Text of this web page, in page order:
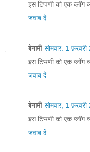
इस टिप्पणी को एक ब्लॉग
जवाब दें
बेनामी सोमवार, 1
इस टिप्पणी को एक ब्लॉग
जवाब दें
बेनामी सोमवार, 1
इस टिप्पणी को एक ब्लॉग
जवाब दें